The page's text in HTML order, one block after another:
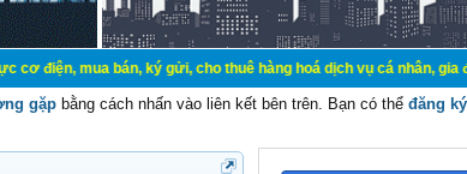
bán, ký gửi, cho thuê hàng hoá dịch vụ cá nhân, gia đình.
gặp bằng cách nhấn vào liên kết bên trên. Bạn có thể đăng ký